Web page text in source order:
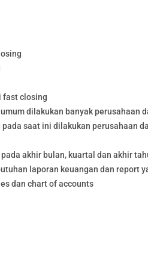
fast closing
dilakukan banyak perusahaan
saat ini dilakukan perusahaan
akhir bulan, kuartal dan akhir
laporan keuangan dan report
dan chart of accounts